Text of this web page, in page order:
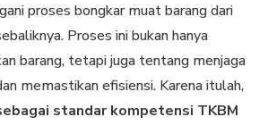
proses bongkar muat barang dari
Proses ini bukan hanya
barang, tetapi juga tentang menjaga
memastikan efisiensi. Karena itulah,
standar kompetensi TKBM